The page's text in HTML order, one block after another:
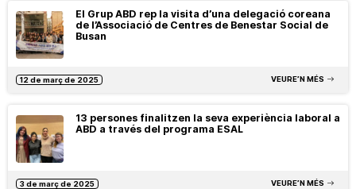
El Grup ABD rep la visita d’una delegació coreana
de l’Associació de Centres de Benestar Social de
Busan
12 de març de 2025 VEURE’N MÉS
13 persones finalitzen la seva experiència laboral a
ABD a través del programa ESAL
3 de març de 2025 VEURE’N MÉS